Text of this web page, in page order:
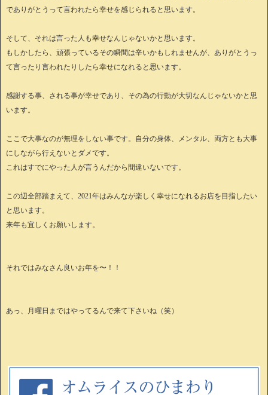
でありがとうって言われたら幸せを感じられると思います。
そして、それは言った人も幸せなんじゃないかと思います。
もしかしたら、頑張っているその瞬間は辛いかもしれませんが、ありがとうっ
て言ったり言われたりしたら幸せになれると思います。
感謝する事、される事が幸せであり、その為の行動が大切なんじゃないかと思
います。
ここで大事なのが無理をしない事です。自分の身体、メンタル、両方とも大事
にしながら行えないとダメです。
これはすでにやった人が言うんだから間違いないです。
この辺全部踏まえて、2021年はみんなが楽しく幸せになれるお店を目指したい
と思います。
来年も宜しくお願いします。
それではみなさん良いお年を〜！！
あっ、月曜日まではやってるんで来て下さいね（笑）